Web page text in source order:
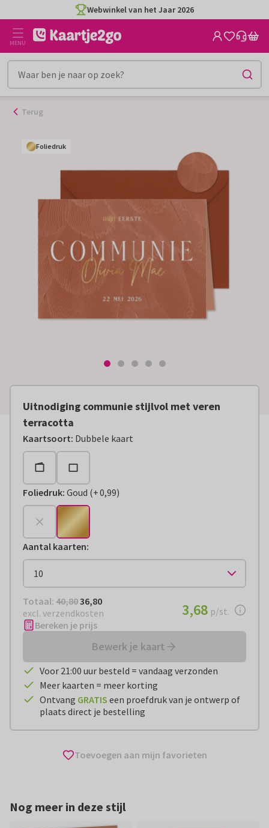
naar
inhoud
Webwinkel van het Jaar 2026
MENU
Terug
Foliedruk
Foliedruk
Foliedruk
Foliedruk
Foliedruk
Uitnodiging communie stijlvol met veren
terracotta
Kaartsoort: Dubbele kaart
Foliedruk: Goud (
+€ 0,99
+0,99)
Aantal kaarten:
Totaal: € 36,80
Totaal: 40,8036,80
excl. verzendkosten
€ 3,68per stuk
3,68 p/st.
Bereken je prijs
Bewerk je kaart
Voor 21:00 uur besteld = vandaag verzonden
Meer kaarten = meer korting
Ontvang GRATIS een proefdruk van je ontwerp of
plaats direct je bestelling
Toevoegen aan mijn favorieten
Nog meer in deze stijl